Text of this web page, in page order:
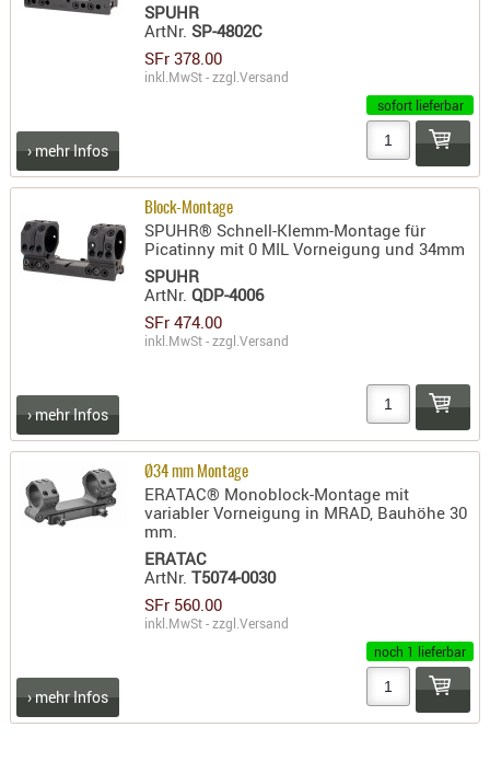
SPUHR
ArtNr.SP-4802C
SFr 378.00
inkl.MwSt - zzgl.Versand
sofort lieferbar
› mehr Infos
Block-Montage
SPUHR® Schnell-Klemm-Montage für
Picatinny mit 0 MIL Vorneigung und 34mm
SPUHR
ArtNr.QDP-4006
SFr 474.00
inkl.MwSt - zzgl.Versand
› mehr Infos
Ø34 mm Montage
ERATAC® Monoblock-Montage mit
variabler Vorneigung in MRAD, Bauhöhe 30
mm.
ERATAC
ArtNr.T5074-0030
SFr 560.00
inkl.MwSt - zzgl.Versand
noch 1 lieferbar
› mehr Infos